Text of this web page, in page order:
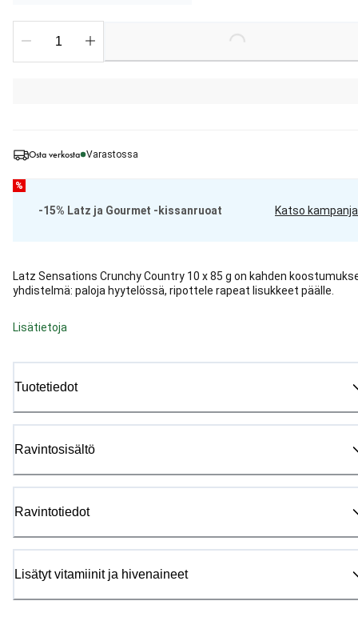
Osta verkosta Varastossa
%
-15% Latz ja Gourmet -kissanruoat Katso kampanja
Latz Sensations Crunchy Country 10 x 85 g on kahden
yhdistelmä: paloja hyytelössä, ripottele rapeat lisukkeet päälle.
Lisätietoja
Tuotetiedot
Ravintosisältö
Ravintotiedot
Lisätyt vitamiinit ja hivenaineet
Loading...